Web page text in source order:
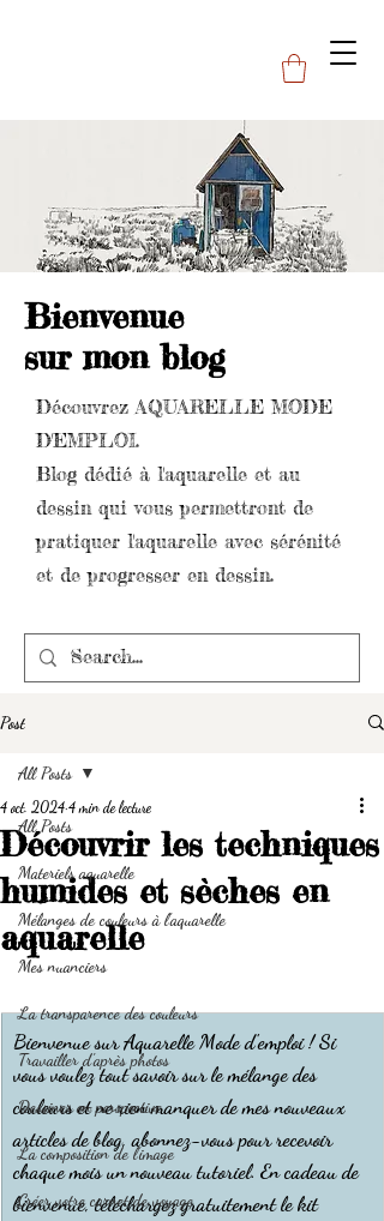
Bienvenue
sur mon blog
Découvrez AQUARELLE MODE
D'EMPLOI.
Blog dédié à l'aquarelle et au
dessin qui vous permettront de
pratiquer l'aquarelle avec sérénité
et de progresser en dessin.
Post
All Posts
Materiels aquarelle
Mélanges de couleurs à l'aquarelle
Mes nuanciers
La transparence des couleurs
Travailler d'après photos
Dessiner en perspective
La composition de l'image
Créer votre carnet de voyage
All Posts
Découvrir les techniques
humides et sèches en
aquarelle
4 oct. 2024 4 min de lecture
Bienvenue sur Aquarelle Mode d'emploi ! Si
vous voulez tout savoir sur le mélange des
couleurs et ne rien manquer de mes nouveaux
articles de blog, abonnez-vous pour recevoir
chaque mois un nouveau tutoriel. En cadeau de
bienvenue, téléchargez gratuitement le kit